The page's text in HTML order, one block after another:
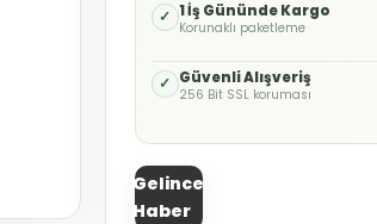
✓ 1 İş Gününde Kargo
Korunaklı paketleme
✓ Güvenli Alışveriş
256 Bit SSL koruması
Gelince
Haber